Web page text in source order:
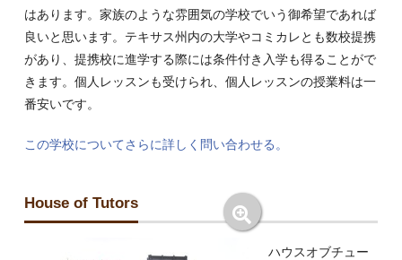
はあります。家族のような雰囲気の学校でいう御希望であれば
良いと思います。テキサス州内の大学やコミカレとも数校提携
があり、提携校に進学する際には条件付き入学も得ることがで
きます。個人レッスンも受けられ、個人レッスンの授業料は一
番安いです。
この学校についてさらに詳しく問い合わせる。
House of Tutors
ハウスオブチュー